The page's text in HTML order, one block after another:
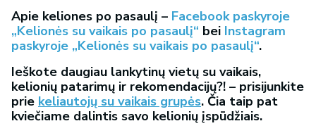
Apie keliones po pasaulį – Facebook paskyroje
„Kelionės su vaikais po pasaulį“ bei Instagram
paskyroje „Kelionės su vaikais po pasaulį“.
Ieškote daugiau lankytinų vietų su vaikais,
kelionių patarimų ir rekomendacijų?! – prisijunkite
prie keliautojų su vaikais grupės. Čia taip pat
kviečiame dalintis savo kelionių įspūdžiais.